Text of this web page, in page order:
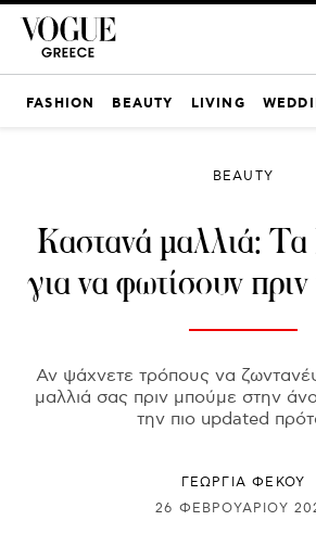
FASHION BEAUTY LIVING
BEAUTY
Καστανά μαλλιά:
για να φωτίσουν
Αν ψάχνετε τρόπους να
μαλλιά σας πριν μπούμε στην
την πιο updated
ΓΕΩΡΓΙΑ ΦΕΚΟΥ
26 ΦΕΒΡΟΥΑΡΊΟΥ